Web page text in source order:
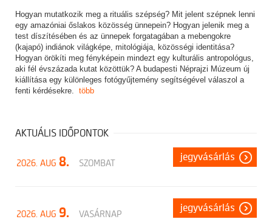
Hogyan mutatkozik meg a rituális szépség? Mit jelent szépnek lenni
egy amazóniai őslakos közösség ünnepein? Hogyan jelenik meg a
test díszítésében és az ünnepek forgatagában a mebengokre
(kajapó) indiánok világképe, mitológiája, közösségi identitása?
Hogyan örökíti meg fényképein mindezt egy kulturális antropológus,
aki fél évszázada kutat közöttük? A budapesti Néprajzi Múzeum új
kiállítása egy különleges fotógyűjtemény segítségével válaszol a
fenti kérdésekre. több
AKTUÁLIS IDŐPONTOK
2026. AUG 8. SZOMBAT
jegyvásárlás
2026. AUG 9. VASÁRNAP
jegyvásárlás